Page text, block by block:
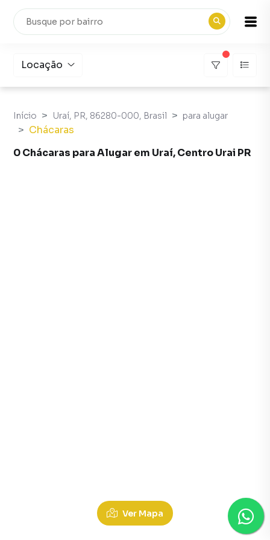
Locação
Início Uraí, PR, 86280-000, Brasil para alugar
Chácaras
0 Chácaras para Alugar em Uraí, Centro Urai PR
Ver Mapa